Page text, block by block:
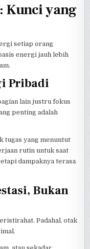
Kunci yang
setiap orang
energi jauh lebih
Pribadi
lain justru fokus
penting adalah
tugas yang menuntut
rutin untuk saat
dampaknya terasa
Bukan
Padahal, otak